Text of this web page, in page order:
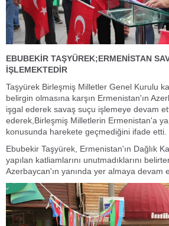
EBUBEKİR TAŞYÜREK;ERMENİSTAN
İŞLEMEKTEDİR
Taşyürek Birleşmiş Milletler Genel Kurulu
belirgin olmasına karşın Ermenistan'ın
işgal ederek savaş suçu işlemeye devam
ederek,Birleşmiş Milletlerin Ermenistan'a
konusunda harekete geçmediğini ifade etti.
Ebubekir Taşyürek, Ermenistan'ın Dağlık
yapılan katliamlarını unutmadıklarını
Azerbaycan'ın yanında yer almaya devam